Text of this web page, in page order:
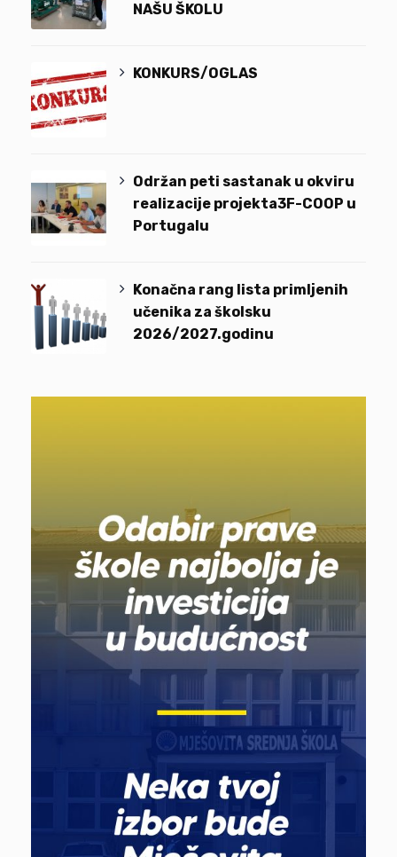
NAŠU ŠKOLU
KONKURS/OGLAS
Održan peti sastanak u okviru
realizacije projekta3F-COOP u
Portugalu
Konačna rang lista primljenih
učenika za školsku
2026/2027.godinu